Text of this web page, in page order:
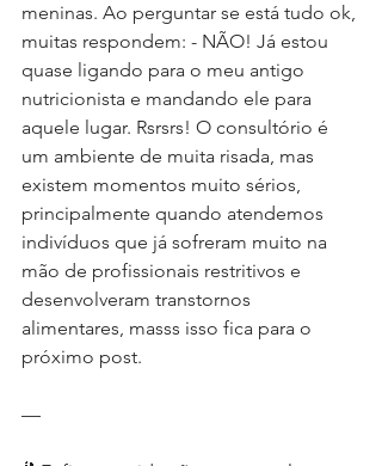
meninas. Ao perguntar se está tudo ok,
muitas respondem: - NÃO! Já estou
quase ligando para o meu antigo
nutricionista e mandando ele para
aquele lugar. Rsrsrs! O consultório é
um ambiente de muita risada, mas
existem momentos muito sérios,
principalmente quando atendemos
indivíduos que já sofreram muito na
mão de profissionais restritivos e
desenvolveram transtornos
alimentares, masss isso fica para o
próximo post.
—